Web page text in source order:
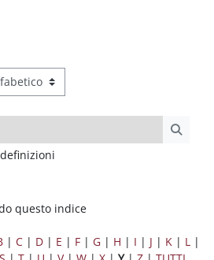
questo indice
questo indice
| C | D | E | F | G | H | I | J | K | L |